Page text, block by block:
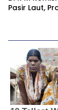
Pasir Laut,